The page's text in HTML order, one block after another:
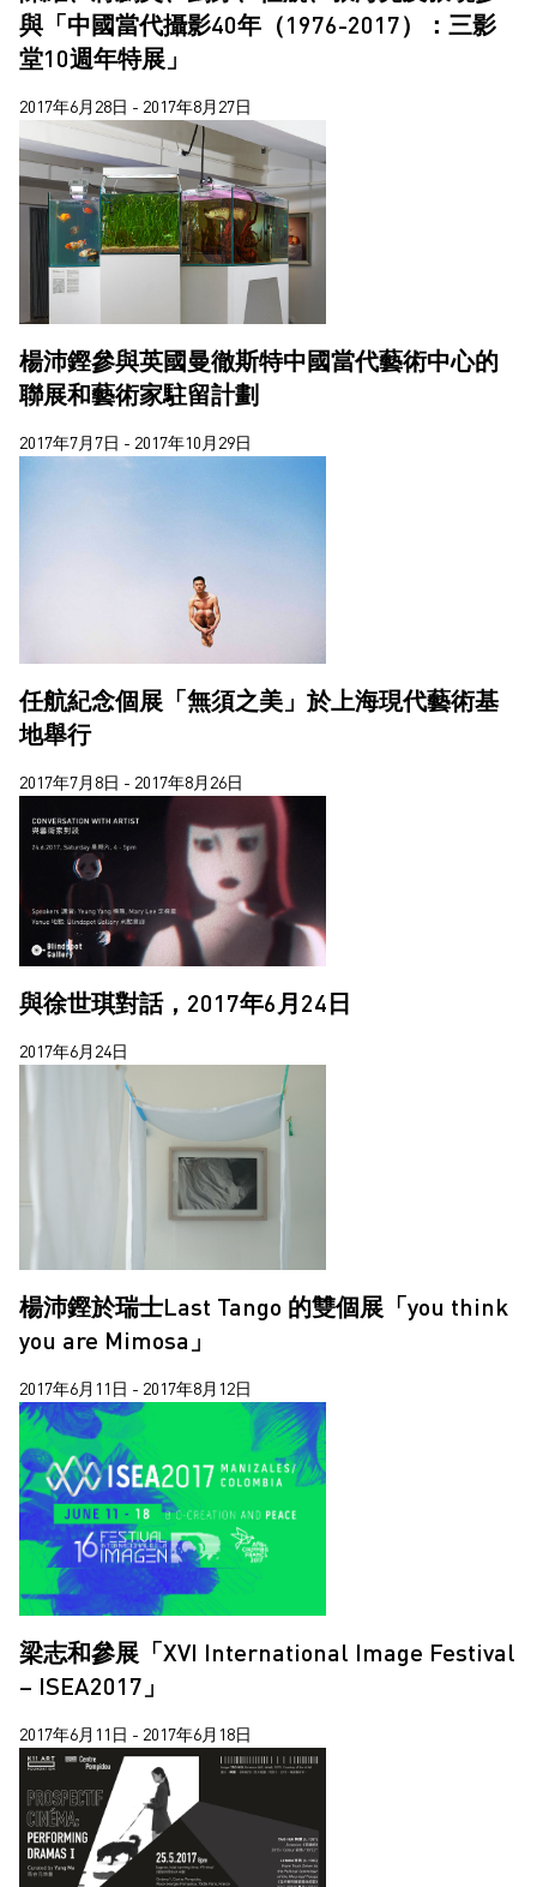
與「中國當代攝影40年（1976-2017）：三影
堂10週年特展」
2017年6月28日 - 2017年8月27日
楊沛鏗參與英國曼徹斯特中國當代藝術中心的
聯展和藝術家駐留計劃
2017年7月7日 - 2017年10月29日
任航紀念個展「無須之美」於上海現代藝術基
地舉行
2017年7月8日 - 2017年8月26日
與徐世琪對話，2017年6月24日
2017年6月24日
楊沛鏗於瑞士Last Tango 的雙個展「you think
you are Mimosa」
2017年6月11日 - 2017年8月12日
梁志和參展「XVI International Image Festival
– ISEA2017」
2017年6月11日 - 2017年6月18日